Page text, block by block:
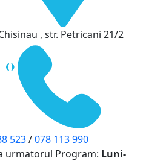
, str. Petricani 21/2
523/078 113 990
urmatorul Program: Luni-